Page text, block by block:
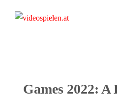
Games 2022: A